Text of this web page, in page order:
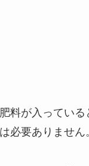
料が入っている
必要ありません